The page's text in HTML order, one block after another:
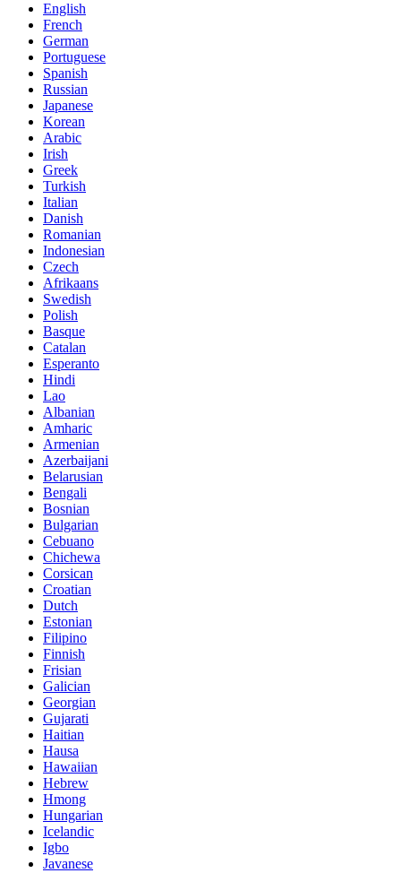
English
French
German
Portuguese
Spanish
Russian
Japanese
Korean
Arabic
Irish
Greek
Turkish
Italian
Danish
Romanian
Indonesian
Czech
Afrikaans
Swedish
Polish
Basque
Catalan
Esperanto
Hindi
Lao
Albanian
Amharic
Armenian
Azerbaijani
Belarusian
Bengali
Bosnian
Bulgarian
Cebuano
Chichewa
Corsican
Croatian
Dutch
Estonian
Filipino
Finnish
Frisian
Galician
Georgian
Gujarati
Haitian
Hausa
Hawaiian
Hebrew
Hmong
Hungarian
Icelandic
Igbo
Javanese